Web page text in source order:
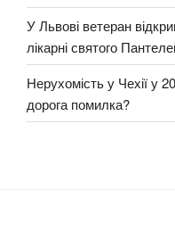
У Львові ветеран
лікарні святого
Нерухомість у Чехії у
дорога помилка?